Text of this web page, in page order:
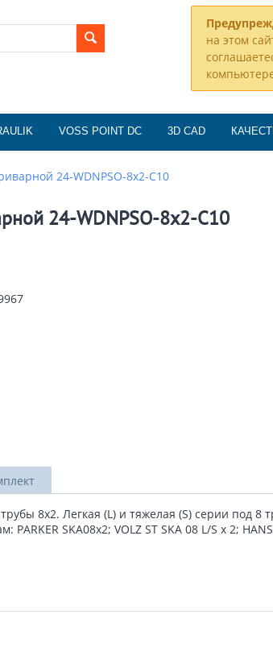
на этом
VOSS POINT DC 3D CAD
24-WDNPSO-8x2-C10
24-WDNPSO-8x2-C10
8x2. Легкая (L) и тяжелая (S) серии под 8
SKA08x2; VOLZ ST SKA 08 L/S x 2;